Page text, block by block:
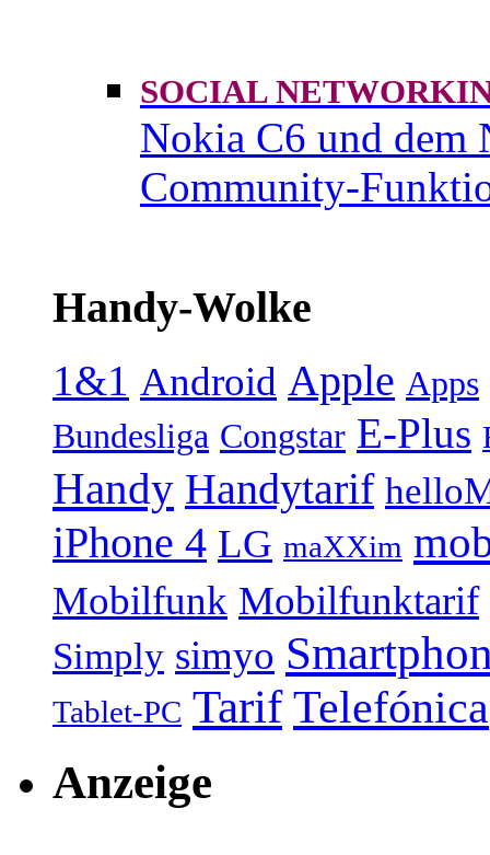
SOCIAL
Nokia C6 und dem
Community-
Handy-Wolke
1&1 Android Apple Apps
Bundesliga Congstar E-Plus
Handy Handytarif
iPhone 4 LG maXXim
Mobilfunk Mobilfunktarif
Simply simyo
Tablet-PC Tarif Telefónica
Anzeige